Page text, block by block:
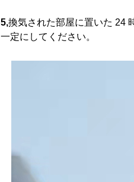
5,換気された部屋に置いた 24
一定にしてください。